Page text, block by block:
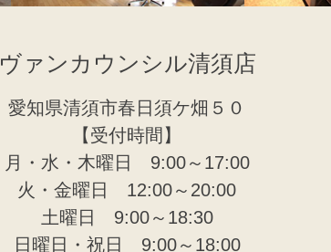
ヴァンカウンシル清須店
愛知県清須市春日須ケ畑５０
【受付時間】
月・水・木曜日 9:00～17:00
火・金曜日 12:00～20:00
土曜日 9:00～18:30
日曜日・祝日 9:00～18:00